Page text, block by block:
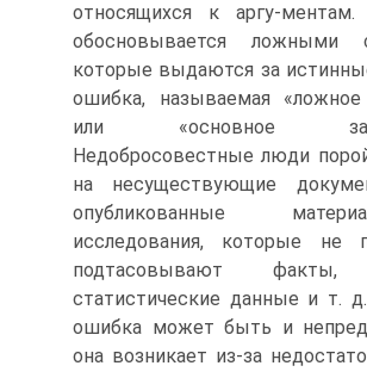
относящихся к аргу-
обосновывается ложными
которые выдаются за
ошибка, называемая «ложное
или «основное
Недобросовестные люди
на несуществующие
опубликованные
исследования, которые не
подтасовывают факты,
статистические данные и т.
ошибка может быть и
она возникает из-за